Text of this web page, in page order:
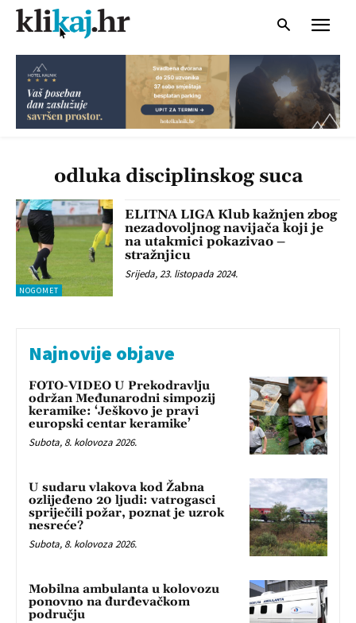
odluka disciplinskog suca
NOGOMET
ELITNA LIGA Klub kažnjen zbog
nezadovoljnog navijača koji je
na utakmici pokazivao –
stražnjicu
Srijeda, 23. listopada 2024.
Najnovije objave
FOTO-VIDEO U Prekodravlju
održan Međunarodni simpozij
keramike: ‘Ješkovo je pravi
europski centar keramike’
Subota, 8. kolovoza 2026.
U sudaru vlakova kod Žabna
ozlijeđeno 20 ljudi: vatrogasci
spriječili požar, poznat je uzrok
nesreće?
Subota, 8. kolovoza 2026.
Mobilna ambulanta u kolovozu
ponovno na đurđevačkom
području